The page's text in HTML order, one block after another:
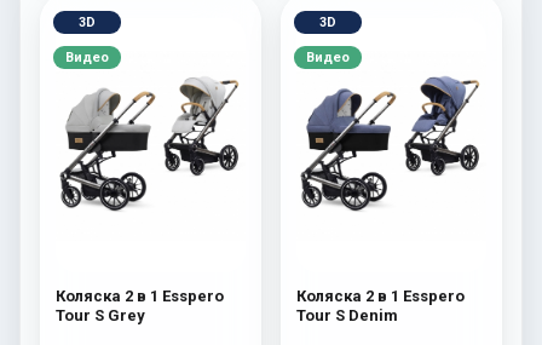
3D
Видео
Коляска 2 в 1 Esspero
Tour S Grey
3D
Видео
Коляска 2 в 1 Esspero
Tour S Denim